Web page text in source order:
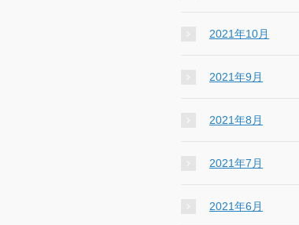
2021年10月
2021年9月
2021年8月
2021年7月
2021年6月